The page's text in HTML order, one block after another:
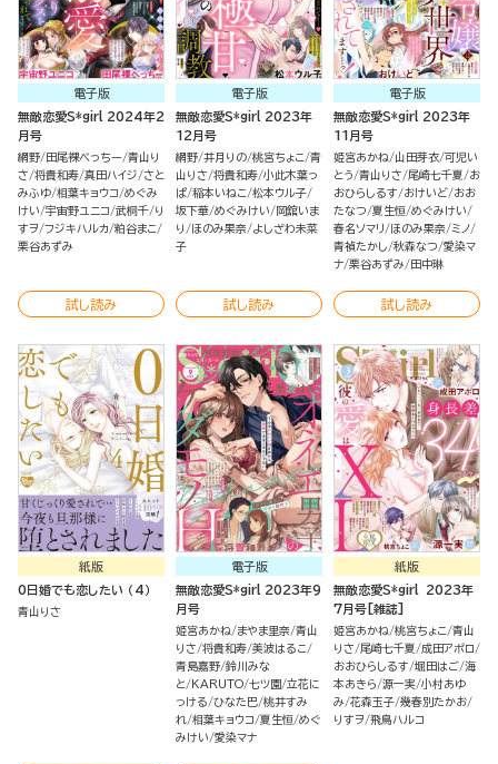
電子版
無敵恋愛S*girl 2024年2
月号
網野 田尾裸べっちー 青山り
さ 将貴和寿 真田ハイジ さと
みふゆ 相葉キョウコ めぐみ
けい 宇宙野ユニコ 武桐千 り
すヲ フジキハルカ 粕谷まこ
栗谷あずみ
試し読み
電子版
無敵恋愛S*girl 2023年
12月号
網野 井月りの 桃宮ちょこ 青
山りさ 将貴和寿 小此木葉っ
ぱ 稲本いねこ 松本ウル子
坂下華 めぐみけい
岡舘いま
り
ほのみ果奈 よしざわ未菜
子
試し読み
電子版
無敵恋愛S*girl 2023年
11月号
姫宮あかね 山田芽衣 可児い
とう 青山りさ 尾崎七千夏
お
おひらしるす
おけいど おお
たなつ 夏生恒 めぐみけい
春名ソマリ
ほのみ果奈 ミノ
青禎たかし 秋森なつ 愛染マ
ナ 栗谷あずみ 田中琳
試し読み
紙版
0日婚でも恋したい （4）
青山りさ
電子版
無敵恋愛S*girl 2023年9
月号
姫宮あかね まやま里奈 青山
りさ 将貴和寿 美波はるこ
青島嘉野 鈴川みな
と
KARUTO 七ツ園 立花に
っける ひなた巴 桃井すみ
れ 相葉キョウコ 夏生恒 めぐ
みけい 愛染マナ
紙版
無敵恋愛S*girl 2023年
7月号[雑誌]
姫宮あかね 桃宮ちょこ 青山
りさ 尾崎七千夏 成田アポロ
おおひらしるす 堀田はご 海
本あきら 源一実 小村あゆ
み 花森玉子 幾春別たかお
りすヲ 飛鳥ハルコ